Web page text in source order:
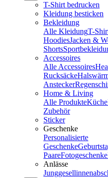
T-Shirt bedrucken
Kleidung besticken
Bekleidung
Alle KleidungT-
HoodiesJacken &
Shorts
Accessoires
Alle Accessoires
Rucksäcke
Anstecker
Home & Living
Alle ProdukteKüche
Zubehör
Sticker
Geschenke
Personalisierte
Geschenke
PaareFotogeschenke
Anlässe